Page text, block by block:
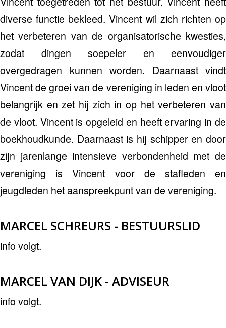
diverse functie bekleed. Vincent wil zich richten op
het verbeteren van de organisatorische kwesties,
zodat dingen soepeler en eenvoudiger
overgedragen kunnen worden. Daarnaast vindt
Vincent de groei van de vereniging in leden en vloot
belangrijk en zet hij zich in op het verbeteren van
de vloot. Vincent is opgeleid en heeft ervaring in de
boekhoudkunde. Daarnaast is hij schipper en door
zijn jarenlange intensieve verbondenheid met de
vereniging is Vincent voor de stafleden en
jeugdleden het aanspreekpunt van de vereniging.
MARCEL SCHREURS - BESTUURSLID
info volgt.
MARCEL VAN DIJK - ADVISEUR
info volgt.